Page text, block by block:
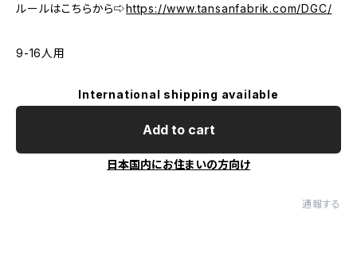
ルールはこちらから⇨https://www.tansanfabrik.com/DGC/
9-16人用
International shipping available
Add to cart
日本国内にお住まいの方向け
通報する